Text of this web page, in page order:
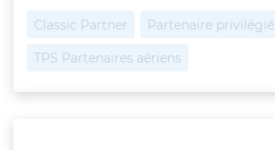
Classic Partner Partenaire privilégié
TPS Partenaires aériens